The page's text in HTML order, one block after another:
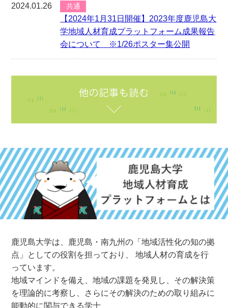
2024.01.26 共通
【2024年1月31日開催】2023年度鹿児島大
学地域人材育成プラットフォーム成果報告
会について ※1/26ポスター集公開
鹿児島大学は、鹿児島・南九州の「地域活性化の知の拠
点」としての役割を担っており、 地域人材の育成を行
っています。
地域マインドを備え、地域の課題を発見し、その解決策
を理論的に考察し、さらにその解決のための取り組みに
能動的に関与できる学士